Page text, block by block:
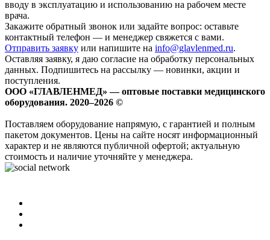
вводу в эксплуатацию и использованию на рабочем месте
врача.
Закажите обратный звонок или задайте вопрос: оставьте
контактный телефон — и менеджер свяжется с вами.
Отправить заявку или напишите на info@glavlenmed.ru.
Оставляя заявку, я даю согласие на обработку персональных
данных. Подпишитесь на рассылку — новинки, акции и
поступления.
ООО «ГЛАВЛЕНМЕД» — оптовые поставки медицинского
оборудования. 2020–2026 ©
Поставляем оборудование напрямую, с гарантией и полным
пакетом документов. Цены на сайте носят информационный
характер и не являются публичной офертой; актуальную
стоимость и наличие уточняйте у менеджера.